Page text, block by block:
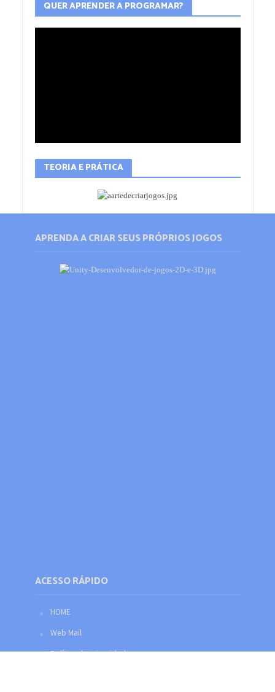
QUER APRENDER A PROGRAMAR?
TEORIA E PRÁTICA
APRENDA A CRIAR SEUS PRÓPRIOS JOGOS
ACESSO RÁPIDO
HOME
Web Mail
Política de privacidade